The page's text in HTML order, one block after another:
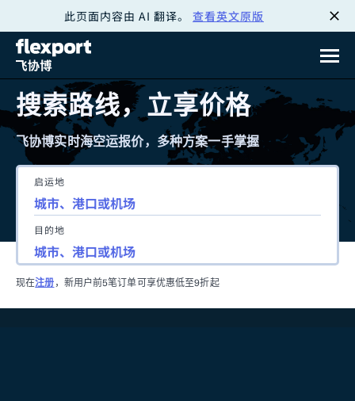
此页面内容由 AI 翻译。 查看英文原版
搜索路线，立享价格
飞协博实时海空运报价，多种方案一手掌握
启运地
目的地
现在注册 ，新用户前5笔订单可享优惠低至9折起